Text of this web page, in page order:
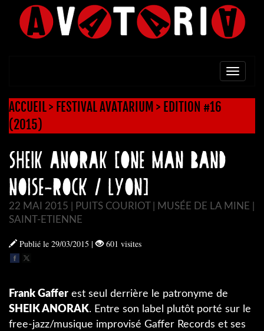
ACCUEIL> FESTIVAL AVATARIUM > EDITION #16
(2015)
SHEIK ANORAK [One Man Band
Noise-Rock / Lyon]
22 MAI 2015 | PUITS COURIOT | MUSÉE DE LA MINE |
SAINT-ETIENNE
Publié le 29/03/2015 | 601 visites
Frank Gaffer est seul derrière le patronyme de
SHEIK ANORAK. Entre son label plutôt porté sur le
free-jazz/musique improvisé Gaffer Records et ses